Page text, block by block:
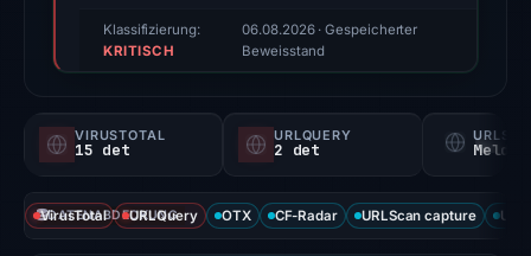
score,
probability).
Threat
signals:
15
Klassifizierung:
KRITISCH
06.08.2026· Gespeicherter
Beweisstand
VIRUSTOTAL
15 det
URLQUERY
2 det
DATENABDECKUNG
VirusTotal URLQuery OTX CF-Radar URLScan capture